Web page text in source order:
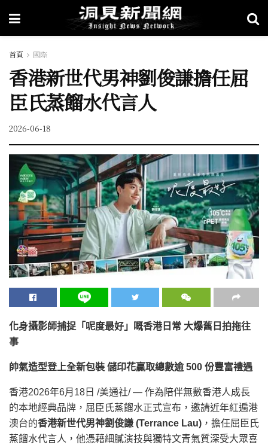
首頁 國際
香港新世代男神劉俊謙擔任屈
臣氏蒸餾水代言人
2026-06-18
化身攝影師捕捉「呢度最好」嘅香港日常 大爆舊日拍拖往
事
帥氣造型登上全新包裝 儲印花贏取總數逾500 份豐富禮遇
香港2026年6月18日 /美通社/ — 作為陪伴無數香港人成長
的本地經典品牌，屈臣氏蒸餾水正式宣布，邀請近年紅遍港
澳台的香港新世代男神劉俊謙 (Terrance Lau) ，擔任屈臣氏
蒸餾水代言人，他憑藉細膩演技與獨特文青氣質深受大眾喜